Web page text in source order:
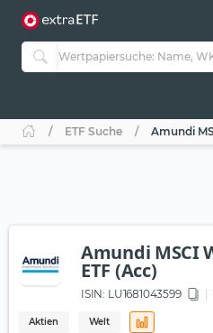
ETF Suche Amundi
Amundi MSCI
ETF (Acc)
ISIN: LU1681043599
Aktien Welt